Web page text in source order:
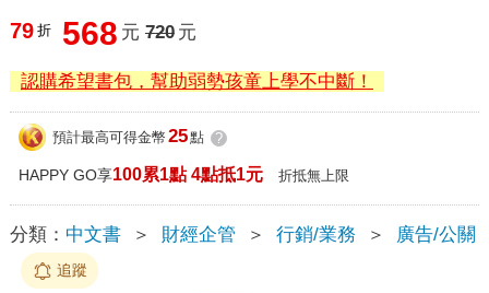
79 折 568 元 720 元
認購希望書包，幫助弱勢孩童上學不中斷！
預計最高可得金幣 25點 ?
HAPPY GO享100累1點 4點抵1元 折抵無上限
分類： 中文書 ＞ 財經企管 ＞ 行銷/業務 ＞ 廣告/公關
追蹤